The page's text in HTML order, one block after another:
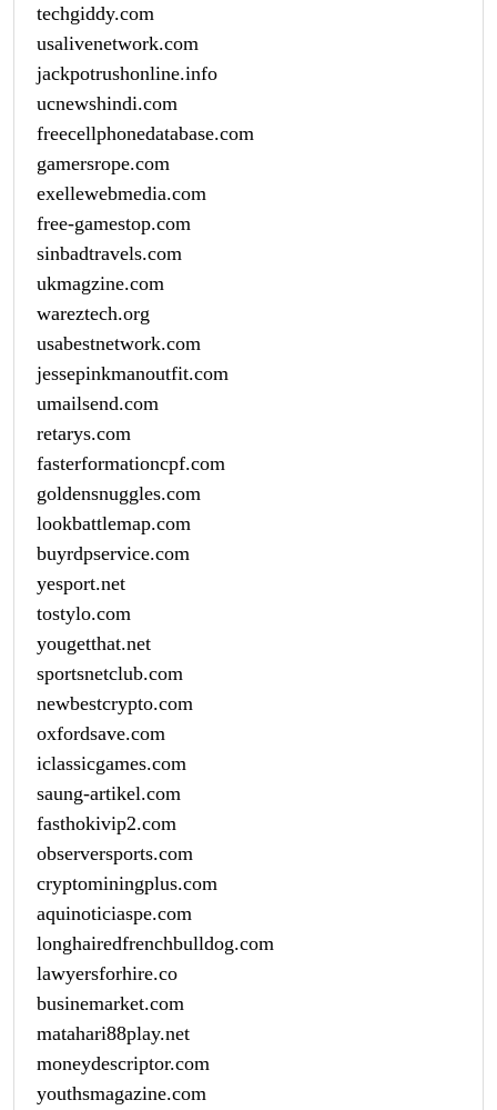
techgiddy.com
usalivenetwork.com
jackpotrushonline.info
ucnewshindi.com
freecellphonedatabase.com
gamersrope.com
exellewebmedia.com
free-gamestop.com
sinbadtravels.com
ukmagzine.com
wareztech.org
usabestnetwork.com
jessepinkmanoutfit.com
umailsend.com
retarys.com
fasterformationcpf.com
goldensnuggles.com
lookbattlemap.com
buyrdpservice.com
yesport.net
tostylo.com
yougetthat.net
sportsnetclub.com
newbestcrypto.com
oxfordsave.com
iclassicgames.com
saung-artikel.com
fasthokivip2.com
observersports.com
cryptominingplus.com
aquinoticiaspe.com
longhairedfrenchbulldog.com
lawyersforhire.co
businemarket.com
matahari88play.net
moneydescriptor.com
youthsmagazine.com